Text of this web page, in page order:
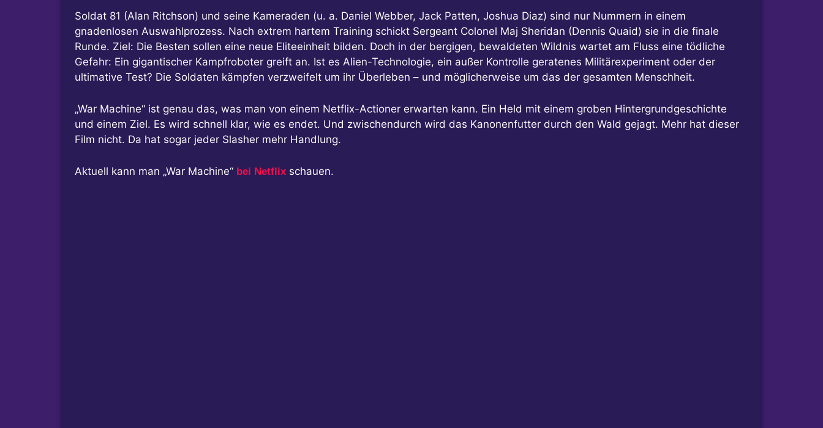
Soldat 81 (Alan Ritchson) und seine Kameraden (u. a. Daniel Webber, Jack Patten, Joshua Diaz) sind nur Nummern in einem
gnadenlosen Auswahlprozess. Nach extrem hartem Training schickt Sergeant Colonel Maj Sheridan (Dennis Quaid) sie in die finale
Runde. Ziel: Die Besten sollen eine neue Eliteeinheit bilden. Doch in der bergigen, bewaldeten Wildnis wartet am Fluss eine tödliche
Gefahr: Ein gigantischer Kampfroboter greift an. Ist es Alien-Technologie, ein außer Kontrolle geratenes Militärexperiment oder der
ultimative Test? Die Soldaten kämpfen verzweifelt um ihr Überleben – und möglicherweise um das der gesamten Menschheit.
„War Machine“ ist genau das, was man von einem Netflix-Actioner erwarten kann. Ein Held mit einem groben Hintergrundgeschichte
und einem Ziel. Es wird schnell klar, wie es endet. Und zwischendurch wird das Kanonenfutter durch den Wald gejagt. Mehr hat dieser
Film nicht. Da hat sogar jeder Slasher mehr Handlung.
Aktuell kann man „War Machine“ bei Netflix schauen.